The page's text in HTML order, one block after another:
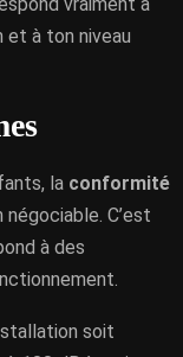
et à ton niveau
la conformité
C’est
à des
soit